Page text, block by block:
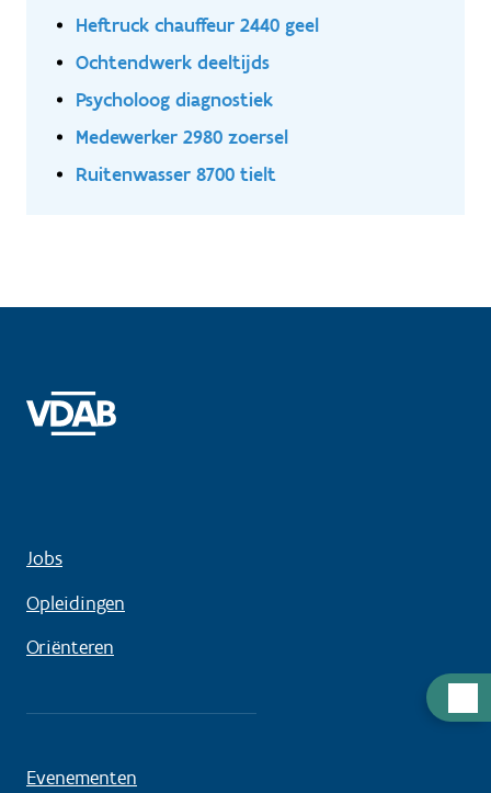
Heftruck chauffeur 2440 geel
Ochtendwerk deeltijds
Psycholoog diagnostiek
Medewerker 2980 zoersel
Ruitenwasser 8700 tielt
Jobs
Opleidingen
Oriënteren
Evenementen